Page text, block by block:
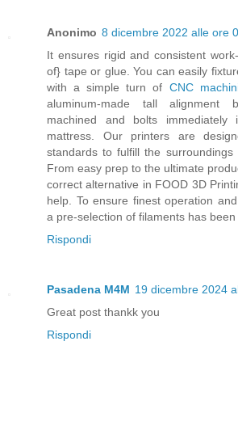
Anonimo 8 dicembre 2022 alle ore
It ensures rigid and consistent
of} tape or glue. You can easily
with a simple turn of CNC
aluminum-made tall alignment
machined and bolts immediately
mattress. Our printers are
standards to fulfill the surroundings
From easy prep to the ultimate
correct alternative in FOOD 3D
help. To ensure finest operation
a pre-selection of filaments has been
Rispondi
Pasadena M4M 19 dicembre 2024
Great post thankk you
Rispondi